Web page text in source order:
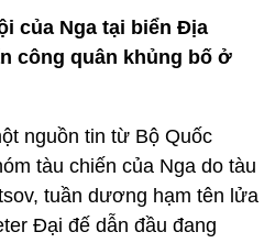
của Nga tại biển Địa
công quân khủng bố ở
nguồn tin từ Bộ Quốc
tàu chiến của Nga do tàu
tuần dương hạm tên lửa
Đại đế dẫn đầu đang